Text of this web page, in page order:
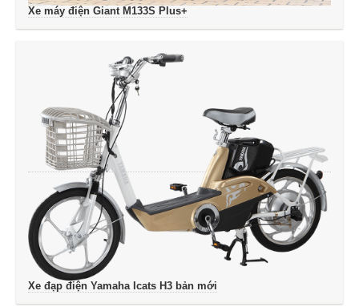
Xe máy điện Giant M133S Plus+
Xe đạp điện Yamaha Icats H3 bản mới